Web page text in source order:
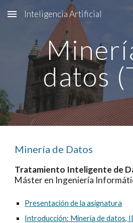
Skip to main content
Inteligencia Artificial
datos (
Minería de Datos
Tratamiento Inteligente de
Máster en Ingeniería
Presentación de la asignatura
Introducción: Minería de datos,